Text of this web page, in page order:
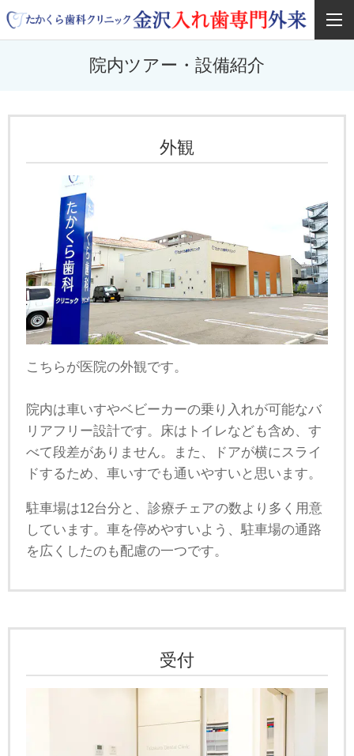
院内ツアー・設備紹介
外観
こちらが医院の外観です。
院内は車いすやベビーカーの乗り入れが可能なバ
リアフリー設計です。床はトイレなども含め、す
べて段差がありません。また、ドアが横にスライ
ドするため、車いすでも通いやすいと思います。
駐車場は12台分と、診療チェアの数より多く用意
しています。車を停めやすいよう、駐車場の通路
を広くしたのも配慮の一つです。
受付